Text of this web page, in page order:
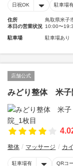
日祝OK 駐車場
住所
鳥取県米子
本日の営業状況 10:00〜
駐車場 駐車場あり
店舗公式
みどり整体 米子
整体 マッサージ カ
駐車場有 QRコ